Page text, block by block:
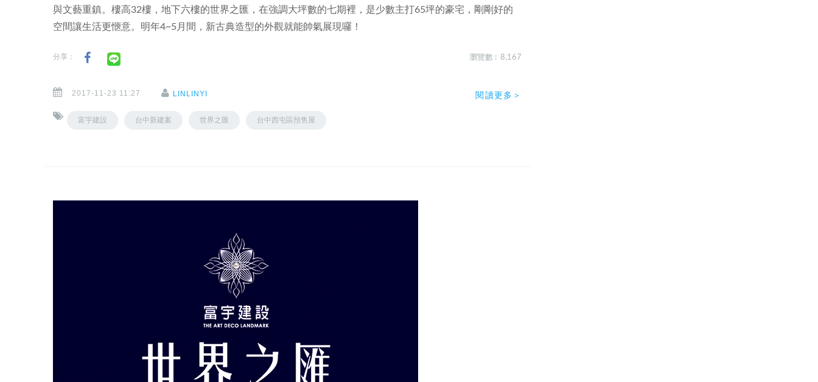
與文藝重鎮。樓高32樓，地下六樓的世界之匯，在強調大坪數的七期裡，是少數主打65坪的豪宅，剛剛好的
空間讓生活更愜意。明年4~5月間，新古典造型的外觀就能帥氣展現囉！
分享： 瀏覽數 : 8,167
2017-11-23 11:27 LINLINYI
富宇建設 台中新建案 世界之匯 台中西屯區預售屋
閱讀更多＞